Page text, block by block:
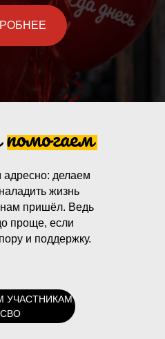
УЧАСТНИКАМ
СВО
делаем
жизнь
нам пришёл. Ведь
проще, если
и поддержку.